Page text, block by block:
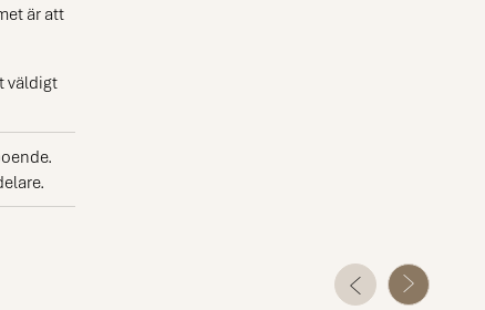
är att
väldigt